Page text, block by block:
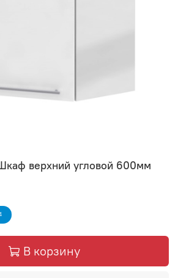
верхний угловой 600мм
В корзину